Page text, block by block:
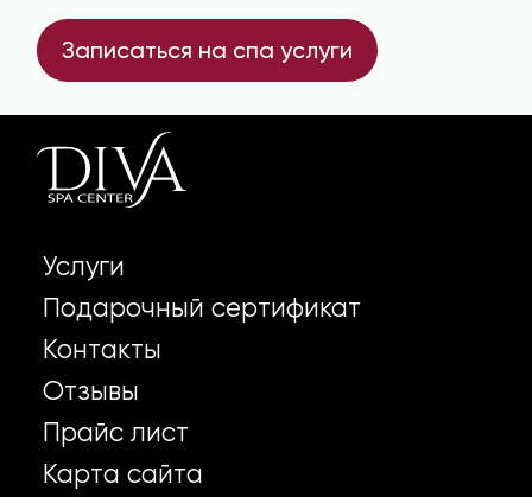
Записаться на спа услуги
Услуги
Подарочный сертификат
Контакты
Отзывы
Прайс лист
Карта сайта